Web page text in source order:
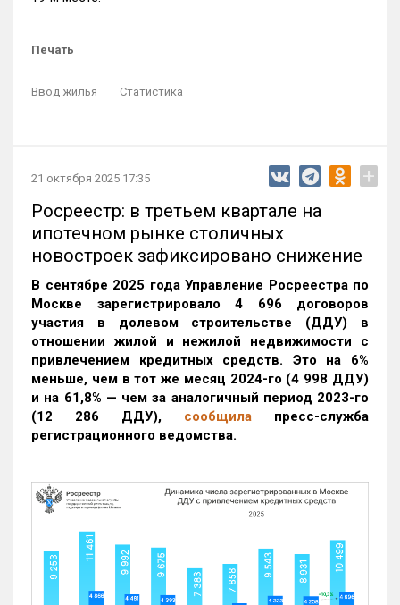
Печать
Ввод жилья Статистика
21 октября 2025 17:35 +
Росреестр: в третьем квартале на
ипотечном рынке столичных
новостроек зафиксировано снижение
В сентябре 2025 года Управление Росреестра по
Москве зарегистрировало 4 696 договоров
участия в долевом строительстве (ДДУ) в
отношении жилой и нежилой недвижимости с
привлечением кредитных средств. Это на 6%
меньше, чем в тот же месяц 2024-го (4 998 ДДУ)
и на 61,8% — чем за аналогичный период 2023-го
(12 286 ДДУ), сообщила пресс-служба
регистрационного ведомства.